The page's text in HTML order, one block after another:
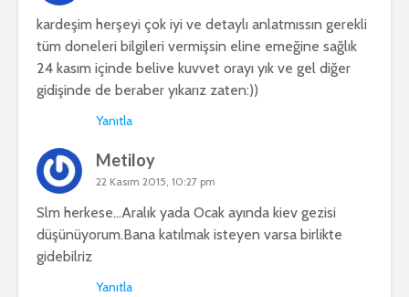
kardeşim herşeyi çok iyi ve detaylı anlatmıssın gerekli
tüm doneleri bilgileri vermişsin eline emeğine sağlık
24 kasım içinde belive kuvvet orayı yık ve gel diğer
gidişinde de beraber yıkarız zaten:))
Yanıtla
Metiloy
22 Kasım 2015, 10:27 pm
Slm herkese…Aralık yada Ocak ayında kiev gezisi
düşünüyorum.Bana katılmak isteyen varsa birlikte
gidebilriz
Yanıtla